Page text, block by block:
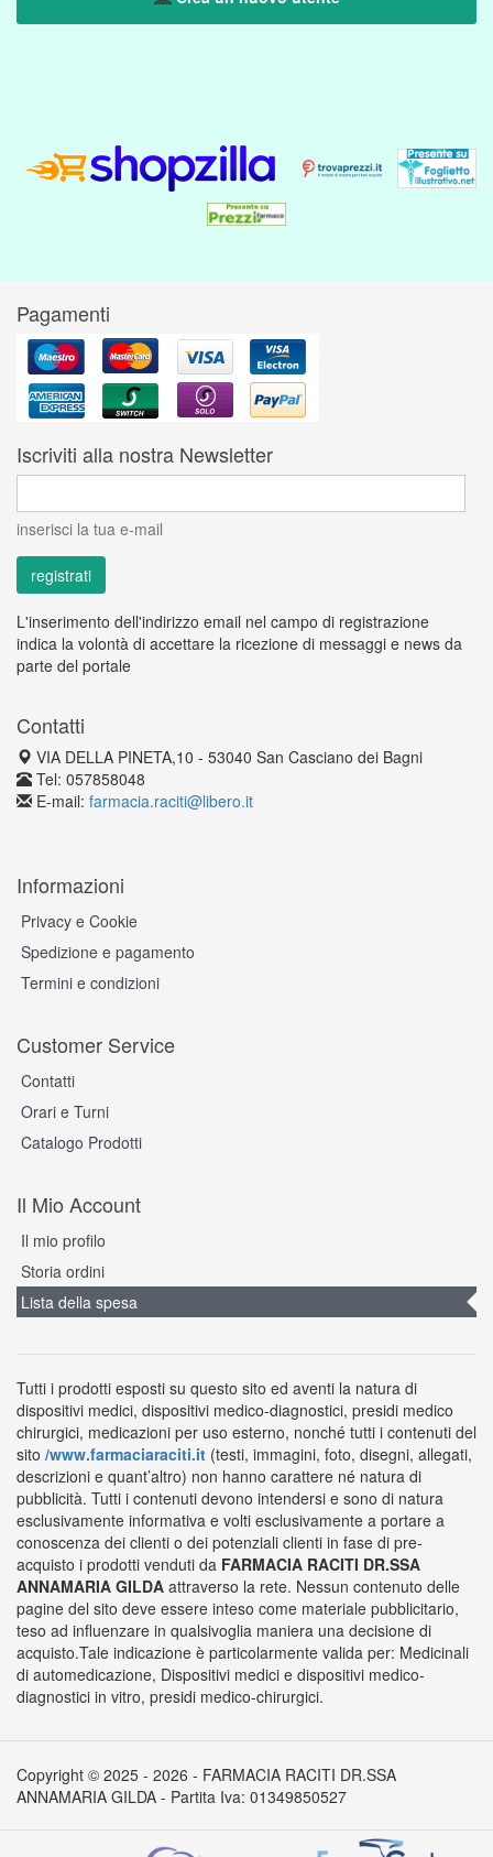
Pagamenti
Iscriviti alla nostra Newsletter
inserisci la tua e-mail
L'inserimento dell'indirizzo email nel campo di registrazione
indica la volontà di accettare la ricezione di messaggi e news da
parte del portale
Contatti
VIA DELLA PINETA,10 - 53040 San Casciano dei Bagni
Tel: 057858048
E-mail: farmacia.raciti@libero.it
Informazioni
Privacy e Cookie
Spedizione e pagamento
Termini e condizioni
Customer Service
Contatti
Orari e Turni
Catalogo Prodotti
Il Mio Account
Il mio profilo
Storia ordini
Lista della spesa
Tutti i prodotti esposti su questo sito ed aventi la natura di
dispositivi medici, dispositivi medico-diagnostici, presidi medico
chirurgici, medicazioni per uso esterno, nonché tutti i contenuti del
sito /www.farmaciaraciti.it (testi, immagini, foto, disegni, allegati,
descrizioni e quant’altro) non hanno carattere né natura di
pubblicità. Tutti i contenuti devono intendersi e sono di natura
esclusivamente informativa e volti esclusivamente a portare a
conoscenza dei clienti o dei potenziali clienti in fase di pre-
acquisto i prodotti venduti da FARMACIA RACITI DR.SSA
ANNAMARIA GILDA attraverso la rete. Nessun contenuto delle
pagine del sito deve essere inteso come materiale pubblicitario,
teso ad influenzare in qualsivoglia maniera una decisione di
acquisto.Tale indicazione è particolarmente valida per: Medicinali
di automedicazione, Dispositivi medici e dispositivi medico-
diagnostici in vitro, presidi medico-chirurgici.
Copyright © 2025 - 2026 - FARMACIA RACITI DR.SSA
ANNAMARIA GILDA - Partita Iva: 01349850527